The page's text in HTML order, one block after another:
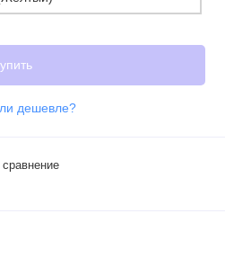
дешевле?
сравнение